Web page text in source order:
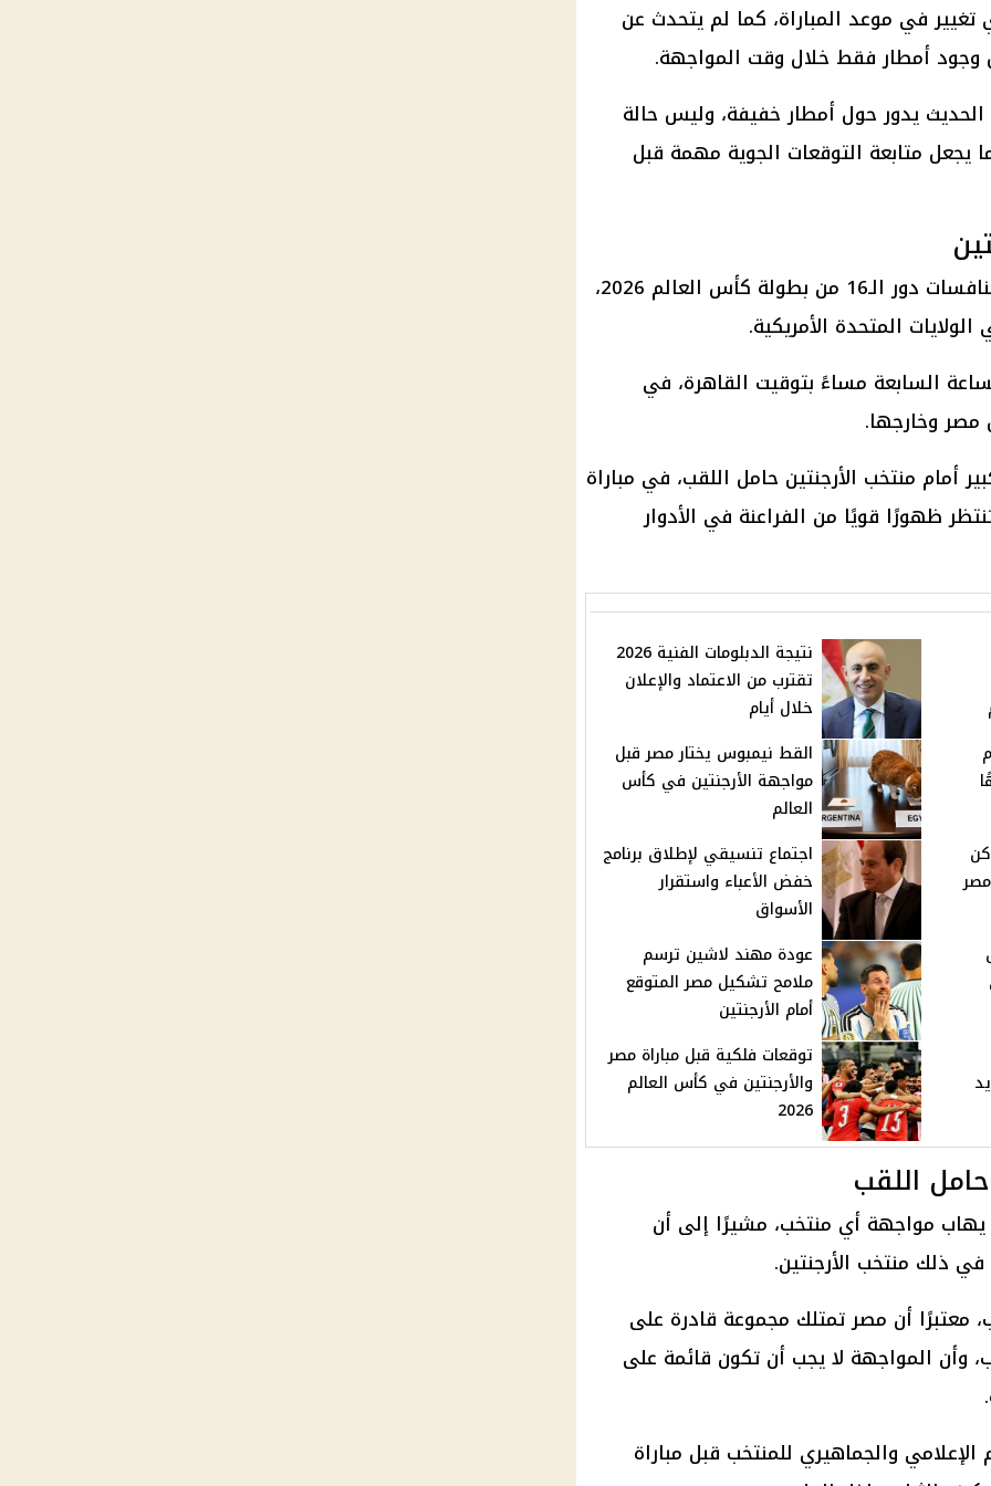
في موعد المباراة، كما لم يتحدث عن
وجود أمطار فقط خلال وقت المواجهة.
يدور حول أمطار خفيفة، وليس حالة
يجعل متابعة التوقعات الجوية مهمة قبل
دور الـ16 من بطولة كأس العالم 2026
،
الولايات المتحدة الأمريكية.
السابعة مساءً بتوقيت القاهرة، في
مصر وخارجها.
أمام منتخب الأرجنتين حامل اللقب، في مباراة
ظهورًا قويًا من الفراعنة في الأدوار
نتيجة الدبلومات الفنية 2026
تقترب من الاعتماد والإعلان
خلال أيام
القط نيمبوس يختار مصر قبل
مواجهة الأرجنتين في كأس
العالم
3 أماكن
اجتماع تنسيقي لإطلاق برنامج
خفض الأعباء واستقرار
الأسواق
عودة مهند لاشين ترسم
ملامح تشكيل مصر المتوقع
أمام الأرجنتين
توقعات فلكية قبل مباراة مصر
والأرجنتين في كأس العالم
2026
اللقب
يهاب مواجهة أي منتخب، مشيرًا إلى أن
في ذلك منتخب الأرجنتين.
معتبرًا أن مصر تمتلك مجموعة قادرة على
وأن المواجهة لا يجب أن تكون قائمة على
والجماهيري للمنتخب قبل مباراة